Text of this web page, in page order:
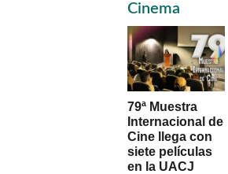
Sidebar
Cinema
79ª Muestra
Internacional de
Cine llega con
siete películas
en la UACJ